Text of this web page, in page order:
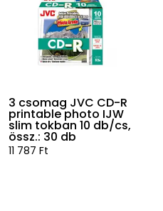
3 csomag JVC CD-R
printable photo IJW
slim tokban 10 db/cs,
össz.: 30 db
11 787Ft